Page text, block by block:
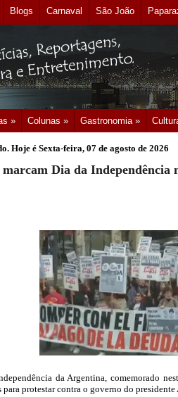
Blogs Carnaval São João
» Colunas » Gastronomia »
Hoje éSexta-feira, 07 de agosto de 2026
marcam Dia da Independência
da Argentina, comemorado
para protestar contra o governo do